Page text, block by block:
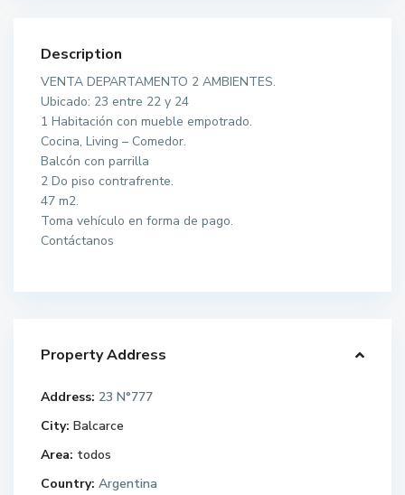
Description
VENTA DEPARTAMENTO 2 AMBIENTES.
Ubicado: 23 entre 22 y 24
1 Habitación con mueble empotrado.
Cocina, Living – Comedor.
Balcón con parrilla
2 Do piso contrafrente.
47 m2.
Toma vehículo en forma de pago.
Contáctanos
Property Address
Address: 23 N°777
City: Balcarce
Area: todos
Country: Argentina